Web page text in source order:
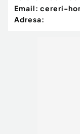
Email: cereri-
Adresa: